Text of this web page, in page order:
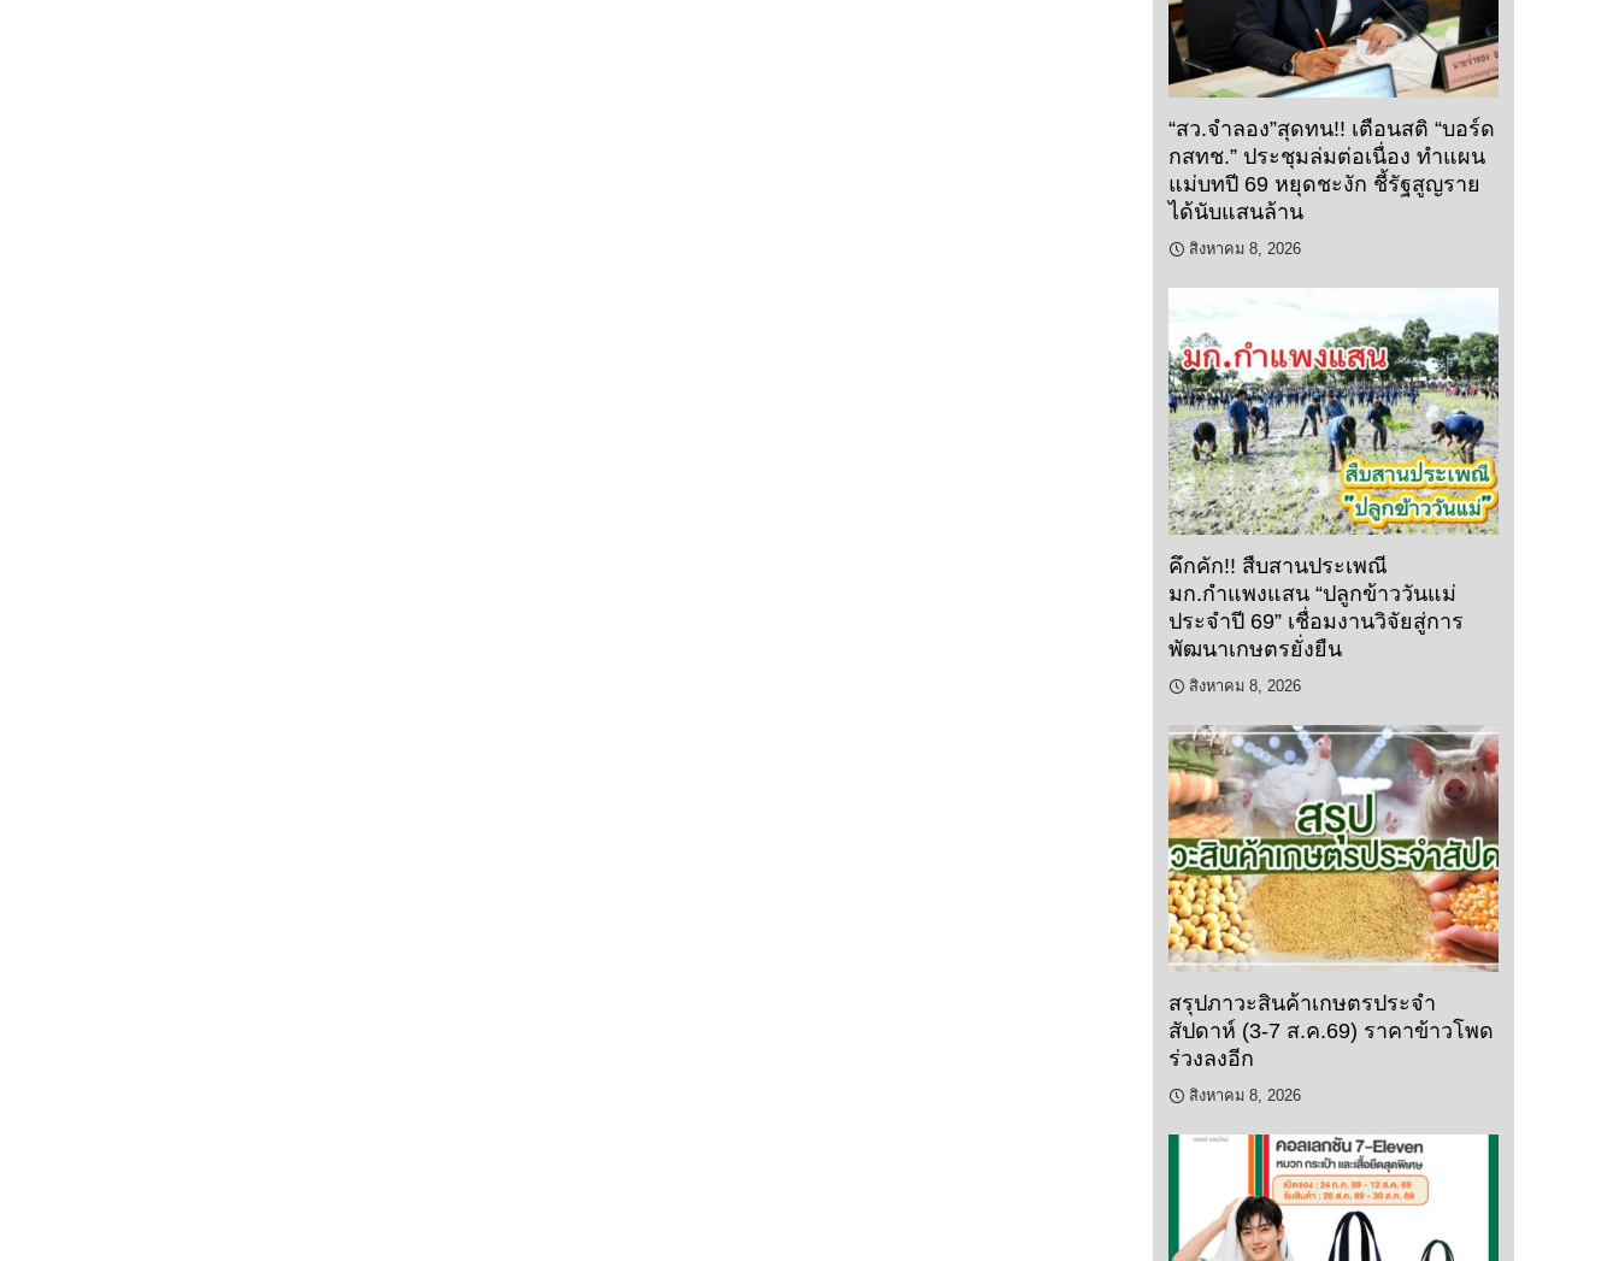
“สว.จำลอง”สุดทน!! เตือนสติ “บอร์ด
กสทช.” ประชุมล่มต่อเนื่อง ทำแผน
แม่บทปี 69 หยุดชะงัก ชี้รัฐสูญราย
ได้นับแสนล้าน
สิงหาคม 8, 2026
คึกคัก!! สืบสานประเพณี
มก.กำแพงแสน “ปลูกข้าววันแม่
ประจำปี 69” เชื่อมงานวิจัยสู่การ
พัฒนาเกษตรยั่งยืน
สิงหาคม 8, 2026
สรุปภาวะสินค้าเกษตรประจำ
สัปดาห์ (3-7 ส.ค.69) ราคาข้าวโพด
ร่วงลงอีก
สิงหาคม 8, 2026